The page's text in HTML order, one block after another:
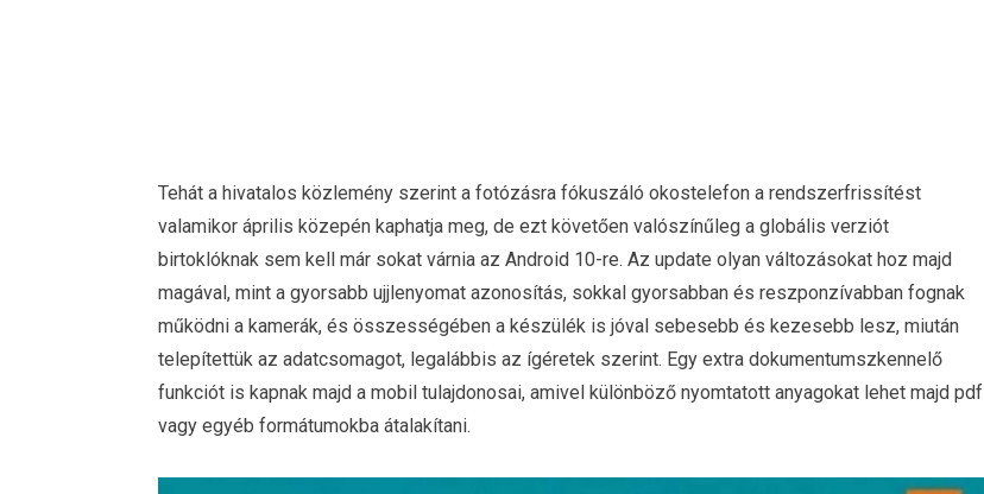
Tehát a hivatalos közlemény szerint a fotózásra fókuszáló okostelefon a rendszerfrissítést
valamikor április közepén kaphatja meg, de ezt követően valószínűleg a globális verziót
birtoklóknak sem kell már sokat várnia az Android 10-re. Az update olyan változásokat hoz majd
magával, mint a gyorsabb ujjlenyomat azonosítás, sokkal gyorsabban és reszponzívabban fognak
működni a kamerák, és összességében a készülék is jóval sebesebb és kezesebb lesz, miután
telepítettük az adatcsomagot, legalábbis az ígéretek szerint. Egy extra dokumentumszkennelő
funkciót is kapnak majd a mobil tulajdonosai, amivel különböző nyomtatott anyagokat lehet majd pdf
vagy egyéb formátumokba átalakítani.